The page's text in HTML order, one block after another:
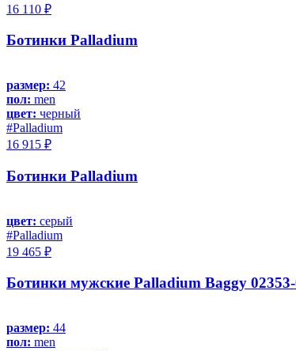
16 110 ₽
Ботинки Palladium
размер: 42
пол: men
цвет: черный
#Palladium
16 915 ₽
Ботинки Palladium
цвет: серый
#Palladium
19 465 ₽
Ботинки мужские Palladium Baggy
размер: 44
пол: men